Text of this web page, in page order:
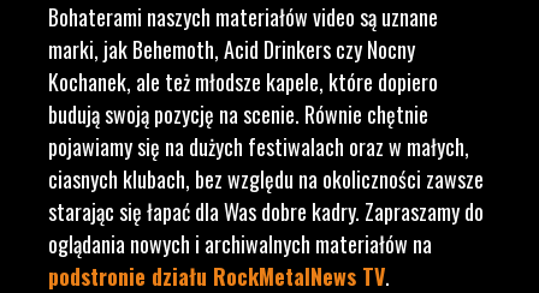
Bohaterami naszych materiałów video są uznane
marki, jak Behemoth, Acid Drinkers czy Nocny
Kochanek, ale też młodsze kapele, które dopiero
budują swoją pozycję na scenie. Równie chętnie
pojawiamy się na dużych festiwalach oraz w małych,
ciasnych klubach, bez względu na okoliczności zawsze
starając się łapać dla Was dobre kadry. Zapraszamy do
oglądania nowych i archiwalnych materiałów na
podstronie działu RockMetalNews TV.